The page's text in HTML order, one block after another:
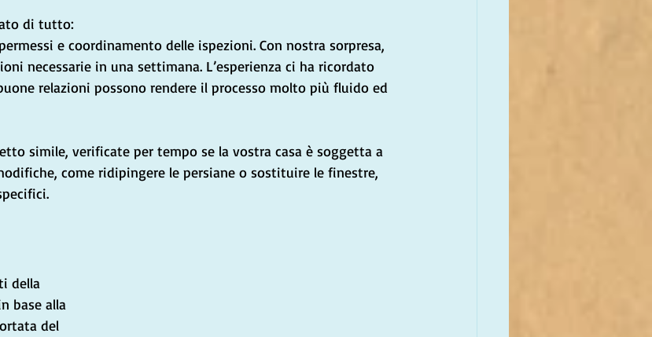
di tutto:
e coordinamento delle ispezioni. Con nostra sorpresa,
necessarie in una settimana. L’esperienza ci ha ricordato
relazioni possono rendere il processo molto più fluido ed
simile, verificate per tempo se la vostra casa è soggetta a
come ridipingere le persiane o sostituire le finestre,
della
base alla
del